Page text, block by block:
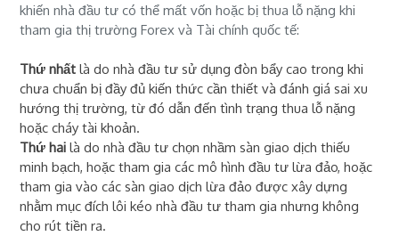
khiến nhà đầu tư có thể mất vốn hoặc bị thua lỗ nặng khi
tham gia thị trường Forex và Tài chính quốc tế:
Thứ nhất là do nhà đầu tư sử dụng đòn bẩy cao trong khi
chưa chuẩn bị đầy đủ kiến thức cần thiết và đánh giá sai xu
hướng thị trường, từ đó dẫn đến tình trạng thua lỗ nặng
hoặc cháy tài khoản.
Thứ hai là do nhà đầu tư chọn nhầm sàn giao dịch thiếu
minh bạch, hoặc tham gia các mô hình đầu tư lừa đảo, hoặc
tham gia vào các sàn giao dịch lừa đảo được xây dựng
nhằm mục đích lôi kéo nhà đầu tư tham gia nhưng không
cho rút tiền ra.